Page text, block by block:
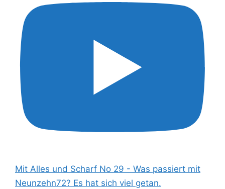
Mit Alles und Scharf No 29 - Was passiert mit
Neunzehn72? Es hat sich viel getan.